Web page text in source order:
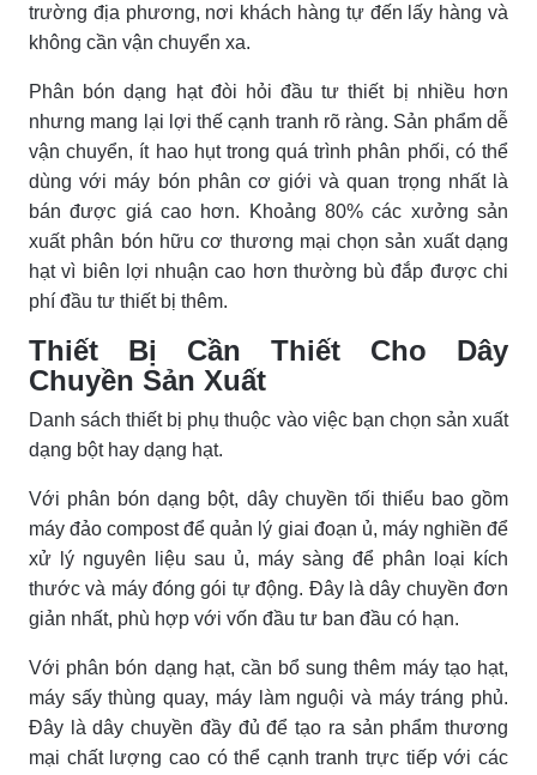
trường địa phương, nơi khách hàng tự đến lấy hàng và
không cần vận chuyển xa.
Phân bón dạng hạt đòi hỏi đầu tư thiết bị nhiều hơn
nhưng mang lại lợi thế cạnh tranh rõ ràng. Sản phẩm dễ
vận chuyển, ít hao hụt trong quá trình phân phối, có thể
dùng với máy bón phân cơ giới và quan trọng nhất là
bán được giá cao hơn. Khoảng 80% các xưởng sản
xuất phân bón hữu cơ thương mại chọn sản xuất dạng
hạt vì biên lợi nhuận cao hơn thường bù đắp được chi
phí đầu tư thiết bị thêm.
Thiết Bị Cần Thiết Cho Dây
Chuyền Sản Xuất
Danh sách thiết bị phụ thuộc vào việc bạn chọn sản xuất
dạng bột hay dạng hạt.
Với phân bón dạng bột, dây chuyền tối thiểu bao gồm
máy đảo compost để quản lý giai đoạn ủ, máy nghiền để
xử lý nguyên liệu sau ủ, máy sàng để phân loại kích
thước và máy đóng gói tự động. Đây là dây chuyền đơn
giản nhất, phù hợp với vốn đầu tư ban đầu có hạn.
Với phân bón dạng hạt, cần bổ sung thêm máy tạo hạt,
máy sấy thùng quay, máy làm nguội và máy tráng phủ.
Đây là dây chuyền đầy đủ để tạo ra sản phẩm thương
mại chất lượng cao có thể cạnh tranh trực tiếp với các